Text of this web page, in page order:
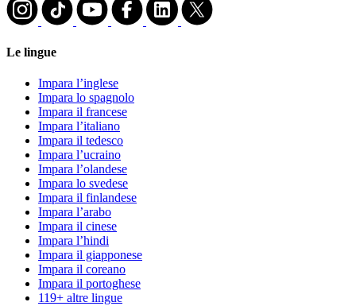
Le lingue
Impara l’inglese
Impara lo spagnolo
Impara il francese
Impara l’italiano
Impara il tedesco
Impara l’ucraino
Impara l’olandese
Impara lo svedese
Impara il finlandese
Impara l’arabo
Impara il cinese
Impara l’hindi
Impara il giapponese
Impara il coreano
Impara il portoghese
119+ altre lingue